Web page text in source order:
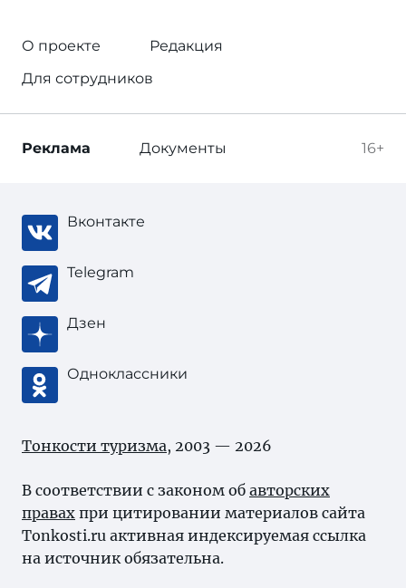
О проекте
Редакция
Для сотрудников
16+
Реклама Документы
Вконтакте
Telegram
Дзен
Одноклассники
Тонкости туризма, 2003 — 2026
В соответствии с законом об авторских
правах при цитировании материалов сайта
Tonkosti.ru активная индексируемая ссылка
на источник обязательна.